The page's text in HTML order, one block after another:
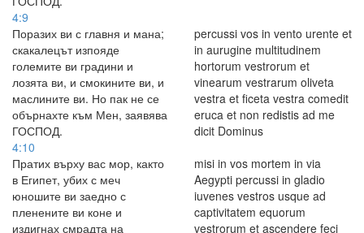
4:9
Поразих ви с главня и мана;
скакалецът изпояде
големите ви градини и
лозята ви, и смокините ви, и
маслините ви. Но пак не се
обърнахте към Мен, заявява
ГОСПОД.
percussi vos in vento urente et
in aurugine multitudinem
hortorum vestrorum et
vinearum vestrarum oliveta
vestra et ficeta vestra comedit
eruca et non redistis ad me
dicit Dominus
4:10
Пратих върху вас мор, както
в Египет, убих с меч
юношите ви заедно с
пленените ви коне и
издигнах смрадта на
misi in vos mortem in via
Aegypti percussi in gladio
iuvenes vestros usque ad
captivitatem equorum
vestrorum et ascendere feci